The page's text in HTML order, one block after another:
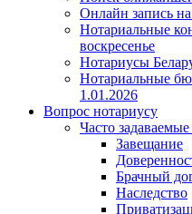
Онлайн запись
Нотариальные
воскресенье
Нотариусы
Нотариальные
1.01.2026
Вопрос нотариусу
Часто
Завещание
Брачный
Наследство